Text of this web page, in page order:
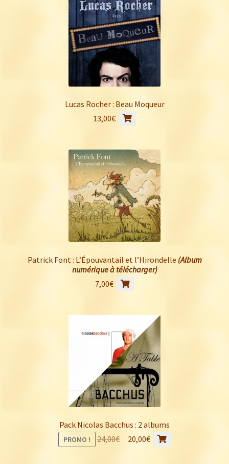
Lucas Rocher : Beau Moqueur
13,00€
Patrick Font : L’Épouvantail et l’Hirondelle (Album
numérique à télécharger)
7,00€
Pack Nicolas Bacchus : 2 albums
PROMO ! 24,00€
Le20,00€ Le